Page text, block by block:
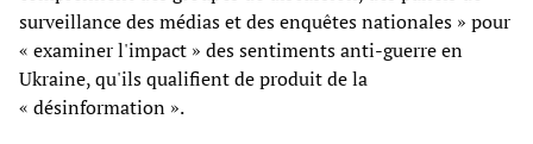
surveillance des médias et des enquêtes nationales » pour
« examiner l'impact » des sentiments anti-guerre en
Ukraine, qu'ils qualifient de produit de la
« désinformation ».